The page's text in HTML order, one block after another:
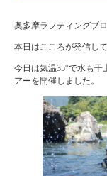
奥多摩ラフティングブ
本日はこころが発信して
今日は気温35°で水も
アーを開催しました。